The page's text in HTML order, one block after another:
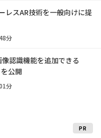
レスAR技術を一般向けに提
分
認識機能を追加できる
公開
分
PR